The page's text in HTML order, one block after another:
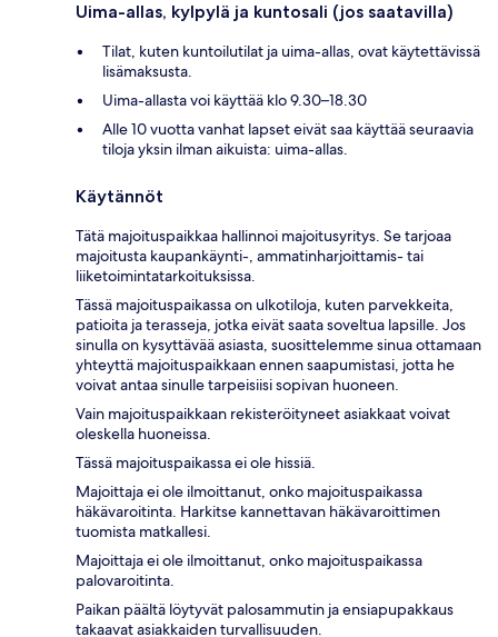
Uima-allas, kylpylä ja kuntosali (jos saatavilla)
Tilat, kuten kuntoilutilat ja uima-allas, ovat käytettävissä
lisämaksusta.
Uima-allasta voi käyttää klo 9.30–18.30
Alle 10 vuotta vanhat lapset eivät saa käyttää seuraavia
tiloja yksin ilman aikuista: uima-allas.
Käytännöt
Tätä majoituspaikkaa hallinnoi majoitusyritys. Se tarjoaa
majoitusta kaupankäynti-, ammatinharjoittamis- tai
liiketoimintatarkoituksissa.
Tässä majoituspaikassa on ulkotiloja, kuten parvekkeita,
patioita ja terasseja, jotka eivät saata soveltua lapsille. Jos
sinulla on kysyttävää asiasta, suosittelemme sinua ottamaan
yhteyttä majoituspaikkaan ennen saapumistasi, jotta he
voivat antaa sinulle tarpeisiisi sopivan huoneen.
Vain majoituspaikkaan rekisteröityneet asiakkaat voivat
oleskella huoneissa.
Tässä majoituspaikassa ei ole hissiä.
Majoittaja ei ole ilmoittanut, onko majoituspaikassa
häkävaroitinta. Harkitse kannettavan häkävaroittimen
tuomista matkallesi.
Majoittaja ei ole ilmoittanut, onko majoituspaikassa
palovaroitinta.
Paikan päältä löytyvät palosammutin ja ensiapupakkaus
takaavat asiakkaiden turvallisuuden.